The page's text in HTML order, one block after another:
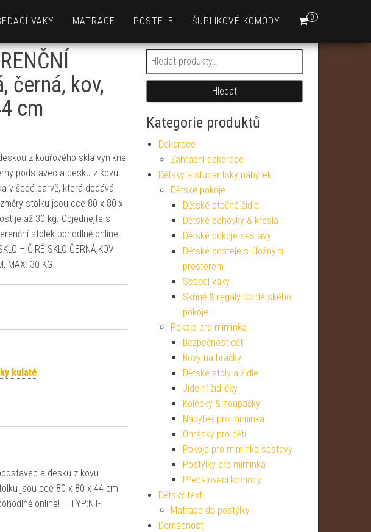
0
VAKY MATRACE POSTELE ŠUPLÍKOVÉ KOMODY
černá, kov,
cm
Kč.
je: 3 995 Kč.
z kouřového skla vynikne
podstavec a desku z kovu
v šedé barvě, která dodává
stolku jsou cce 80 x 80 x
je až 30 kg. Objednejte si
stolek pohodlně online!
– ČIRÉ SKLO ČERNÁ,KOV
MAX: 30 KG
kulaté
a desku z kovu
jsou cce 80 x 80 x 44 cm
online! – TYP:NT-
Hledat:
Hledat
Kategorie produktů
Dekorace
Zahradní dekorace
Dětský a studentský nábytek
Dětské pokoje
Dětské otočné židle
Dětské pohovky & křesla
Dětské pokoje sestavy
Dětské postele s úložným
prostorem
Sedací vaky
Skříně & regály do dětského
pokoje
Pokoje pro miminka
Bezpečnost dětí
Boxy na hračky
Dětské stoly a židle
Jídelní židličky
Kolébky & houpačky
Nábytek pro miminka
Ohrádky pro děti
Pokoje pro miminka sestavy
Postýlky pro miminka
Přebalovací komody
Dětský textil
Matrace do postýlky
Domácnost